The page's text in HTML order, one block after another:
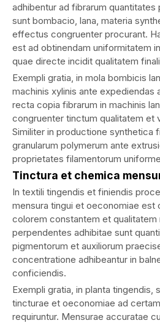
adhibentur ad fibrarum
sunt bombacio, lana, materia
effectus congruenter procurant.
est ad obtinendam uniformitatem
quae directe incidit qualitatem
Exempli gratia, in mola bombicis
machinis xylinis ante expediendas
recta copia fibrarum in machinis
congruenter tinctum qualitatem et
Similiter in productione synthetica
granularum polymerum ante
proprietates filamentorum
Tinctura et chemica
In textili tingendis et finiendis
mensura tingui et oeconomiae est
colorem constantem et qualitatem
perpendentes adhibitae sunt
pigmentorum et auxiliorum
concentratione adhibeantur in
conficiendis.
Exempli gratia, in planta tingendis,
tincturae et oeconomiae ad
requiruntur. Mensurae accuratae